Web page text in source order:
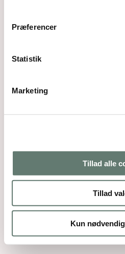
Præferencer
Statistik
Marketing
Tillad alle
Tillad
Kun
Mothering Guiding | CVR
rose@rosemaimonide.com |
Copyright 2026 – Rose
Reserved. Webdesign by